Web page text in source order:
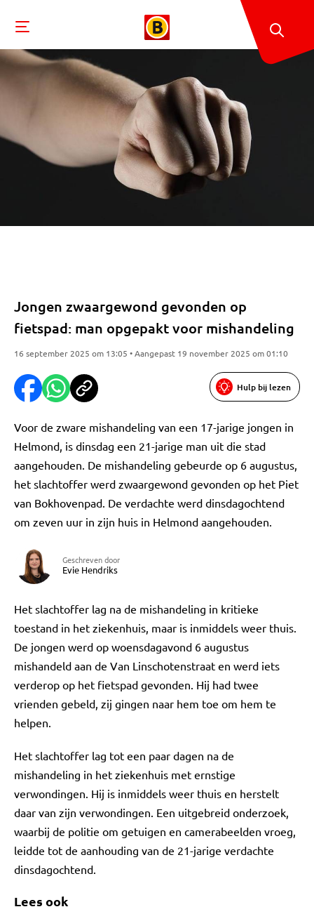
Jongen zwaargewond gevonden op
fietspad: man opgepakt voor mishandeling
16 september 2025 om 13:05 • Aangepast 19 november 2025 om 01:10
Hulp bij lezen
Voor de zware mishandeling van een 17-jarige jongen in
Helmond, is dinsdag een 21-jarige man uit die stad
aangehouden. De mishandeling gebeurde op 6 augustus,
het slachtoffer werd zwaargewond gevonden op het Piet
van Bokhovenpad. De verdachte werd dinsdagochtend
om zeven uur in zijn huis in Helmond aangehouden.
Geschreven door
Evie Hendriks
Het slachtoffer lag na de mishandeling in kritieke
toestand in het ziekenhuis, maar is inmiddels weer thuis.
De jongen werd op woensdagavond 6 augustus
mishandeld aan de Van Linschotenstraat en werd iets
verderop op het fietspad gevonden. Hij had twee
vrienden gebeld, zij gingen naar hem toe om hem te
helpen.
Het slachtoffer lag tot een paar dagen na de
mishandeling in het ziekenhuis met ernstige
verwondingen. Hij is inmiddels weer thuis en herstelt
daar van zijn verwondingen. Een uitgebreid onderzoek,
waarbij de politie om getuigen en camerabeelden vroeg,
leidde tot de aanhouding van de 21-jarige verdachte
dinsdagochtend.
Lees ook